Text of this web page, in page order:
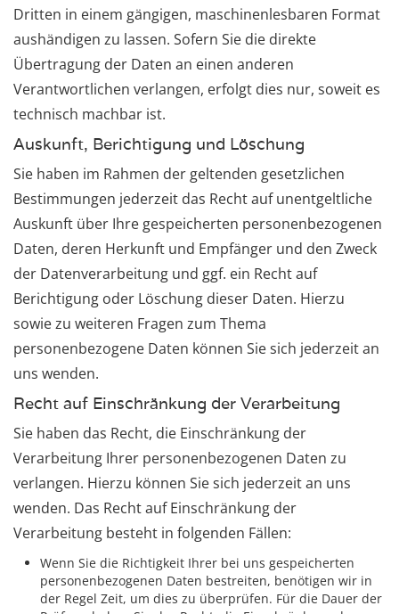
Dritten in einem gängigen, maschinenlesbaren Format
aushändigen zu lassen. Sofern Sie die direkte
Übertragung der Daten an einen anderen
Verantwortlichen verlangen, erfolgt dies nur, soweit es
technisch machbar ist.
Auskunft, Berichtigung und Löschung
Sie haben im Rahmen der geltenden gesetzlichen
Bestimmungen jederzeit das Recht auf unentgeltliche
Auskunft über Ihre gespeicherten personenbezogenen
Daten, deren Herkunft und Empfänger und den Zweck
der Datenverarbeitung und ggf. ein Recht auf
Berichtigung oder Löschung dieser Daten. Hierzu
sowie zu weiteren Fragen zum Thema
personenbezogene Daten können Sie sich jederzeit an
uns wenden.
Recht auf Einschränkung der Verarbeitung
Sie haben das Recht, die Einschränkung der
Verarbeitung Ihrer personenbezogenen Daten zu
verlangen. Hierzu können Sie sich jederzeit an uns
wenden. Das Recht auf Einschränkung der
Verarbeitung besteht in folgenden Fällen:
Wenn Sie die Richtigkeit Ihrer bei uns gespeicherten
personenbezogenen Daten bestreiten, benötigen wir in
der Regel Zeit, um dies zu überprüfen. Für die Dauer der